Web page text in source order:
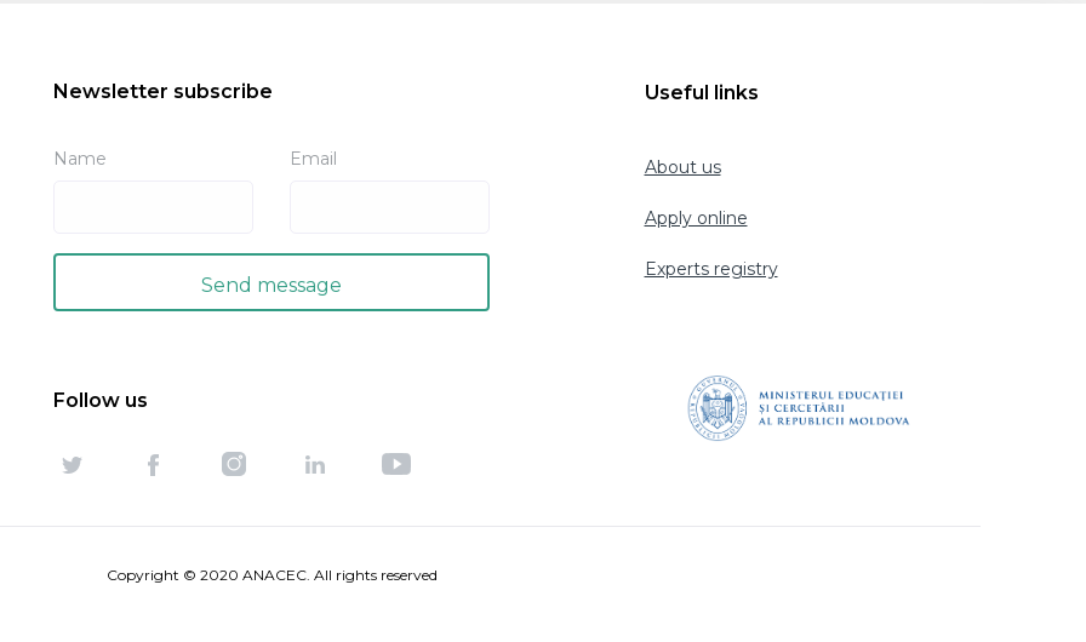
Newsletter subscribe
Name Email
Follow us
Useful links
About us
Apply online
Experts registry
Copyright © 2020 ANACEC. All rights reserved